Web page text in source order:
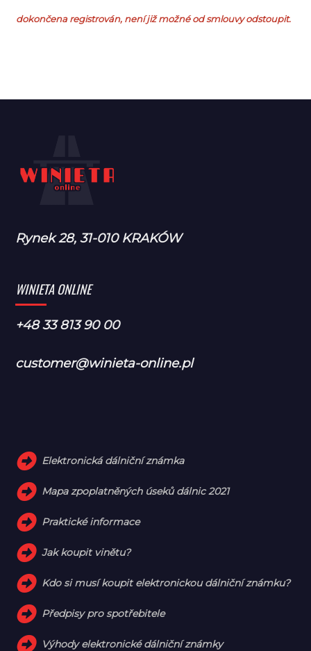
dokončena registrován, není již možné od smlouvy odstoupit.
Rynek 28, 31-010 KRAKÓW
WINIETA ONLINE
+48 33 813 90 00
customer@winieta-online.pl
Elektronická dálniční známka
Mapa zpoplatněných úseků dálnic 2021
Praktické informace
Jak koupit vinětu?
Kdo si musí koupit elektronickou dálniční známku?
Předpisy pro spotřebitele
Výhody elektronické dálniční známky